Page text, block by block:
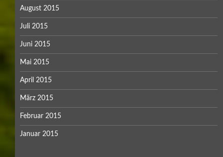
August 2015
Juli 2015
Juni 2015
Mai 2015
April 2015
März 2015
Februar 2015
Januar 2015